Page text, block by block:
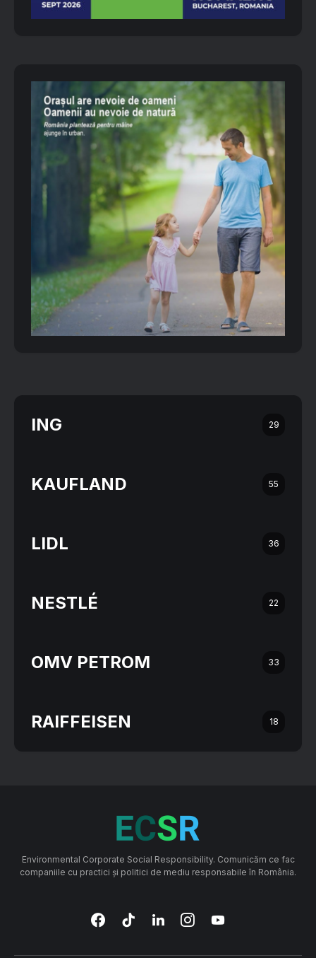
ING 29
KAUFLAND 55
LIDL 36
NESTLÉ 22
OMV PETROM 33
RAIFFEISEN 18
Environmental Corporate Social Responsibility. Comunicăm ce fac
companiile cu practici și politici de mediu responsabile în România.